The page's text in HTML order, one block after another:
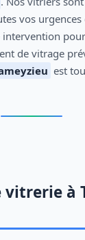
vos urgences
de vitrage
est
vitrerie à